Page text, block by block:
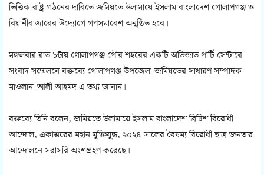
ভিত্তিক রাষ্ট্র গঠনের দাবিতে জমিয়তে উলামায়ে ইসলাম বাংলাদেশ গোলাপগঞ্জ ও
বিয়ানীবাজারের উদ্যোগে গণসমাবেশ অনুষ্ঠিত হবে।
মঙ্গলবার রাত ৮টায় গোলাপগঞ্জ পৌর শহরের একটি অভিজাত পার্টি সেন্টারে
সংবাদ সম্মেলনে বক্তব্যে গোলাপগঞ্জ উপজেলা জমিয়তের সাধারণ সম্পাদক
মাওলানা আলী আহমদ এ তথ্য জানান।
বক্তব্যে তিনি বলেন, জমিয়তে উলামায়ে ইসলাম বাংলাদেশ ব্রিটিশ বিরোধী
আন্দোল, একাত্তরের মহান মুক্তিযুদ্ধ, ২০২৪ সালের বৈষম্য বিরোধী ছাত্র জনতার
আন্দোলনে সরাসরি অংশগ্রহণ করেছে।